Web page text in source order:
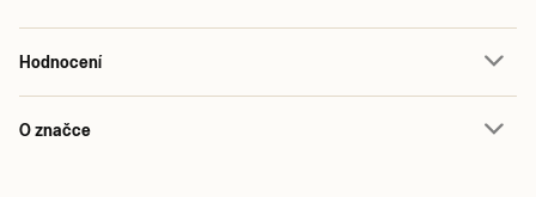
Hodnocení
O značce